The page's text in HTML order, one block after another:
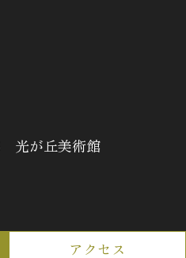
アクセス
光が丘美術館